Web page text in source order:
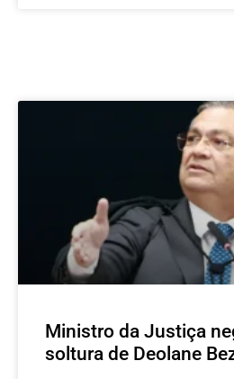
Ministro da Justiça
soltura de Deolane